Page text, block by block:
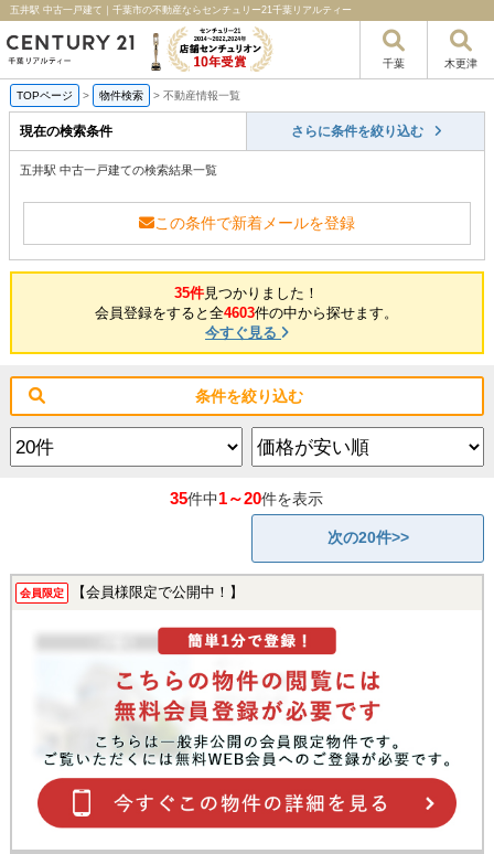
五井駅 中古一戸建て｜千葉市の不動産ならセンチュリー21千葉リアルティー
千葉 木更津
TOPページ > 物件検索 > 不動産情報一覧
現在の検索条件 さらに条件を絞り込む
五井駅 中古一戸建ての検索結果一覧
この条件で新着メールを登録
35件見つかりました！
会員登録をすると全4603件の中から探せます。
今すぐ見る
条件を絞り込む
35件中1～20件を表示
次の20件>>
会員限定 【会員様限定で公開中！】